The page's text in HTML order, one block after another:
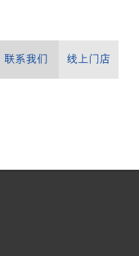
联系我们 线上门店